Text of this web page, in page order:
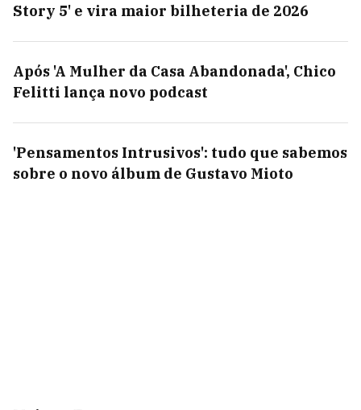
Story 5' e vira maior bilheteria de 2026
Após 'A Mulher da Casa Abandonada', Chico
Felitti lança novo podcast
'Pensamentos Intrusivos': tudo que sabemos
sobre o novo álbum de Gustavo Mioto